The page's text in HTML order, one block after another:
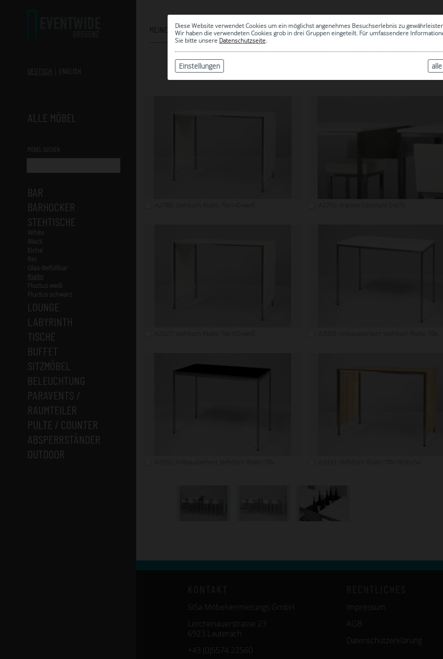
Diese Website verwendet Cookies um ein möglichst angenehmes Besuchserlebnis zu
Wir haben die verwendeten Cookies grob in drei Gruppen eingeteilt. Für umfassendere
Sie bitte unsere Datenschutzseite.
Einstellungen
DEUTSCH ENGLISH
ALLE MÖBEL
MÖBEL SUCHEN
BAR
BARHOCKER
STEHTISCHE
White
Black
Eiche
Rio
Glas-Befüllbar
Rialto
Fluctus weiß
Fluctus schwarz
LOUNGE
LABYRINTH
TISCHE
BUFFET
SITZMÖBEL
BELEUCHTUNG
PARAVENTS /
RAUMTEILER
PULTE / COUNTER
ABSPERRSTÄNDER
OUTDOOR
MEINE AUSWAHL
0
| ARCHIV
SiSa Möbelvermietungs GmbH
Lerchenauerstrasse 23
6923 Lauterach
+43 (0)5574 22560
Impressum
AGB
Datenschutzerklärung